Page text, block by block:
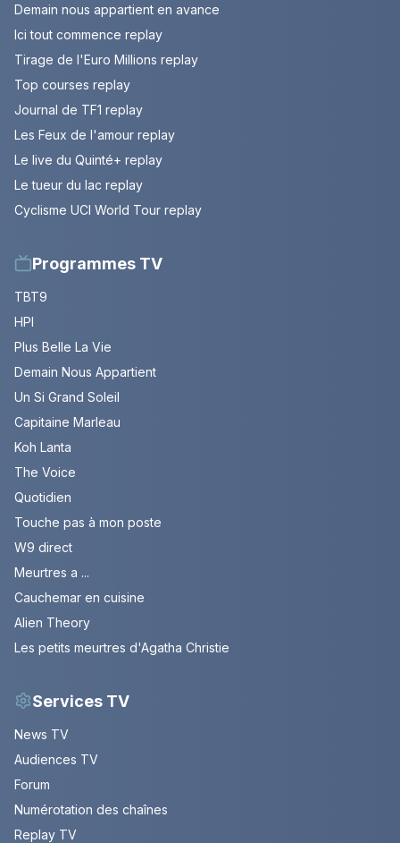
Demain nous appartient en avance
Ici tout commence replay
Tirage de l'Euro Millions replay
Top courses replay
Journal de TF1 replay
Les Feux de l'amour replay
Le live du Quinté+ replay
Le tueur du lac replay
Cyclisme UCI World Tour replay
Programmes TV
TBT9
HPI
Plus Belle La Vie
Demain Nous Appartient
Un Si Grand Soleil
Capitaine Marleau
Koh Lanta
The Voice
Quotidien
Touche pas à mon poste
W9 direct
Meurtres a ...
Cauchemar en cuisine
Alien Theory
Les petits meurtres d'Agatha Christie
Services TV
News TV
Audiences TV
Forum
Numérotation des chaînes
Replay TV